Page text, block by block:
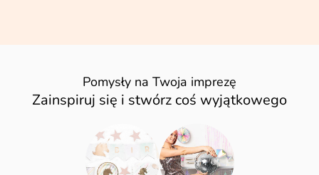
Pomysły na Twoja imprezę
Zainspiruj się i stwórz coś wyjątkowego